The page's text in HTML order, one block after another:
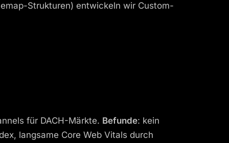
Strukturen) entwickeln wir Custom-
für DACH-Märkte. Befunde: kein
langsame Core Web Vitals durch